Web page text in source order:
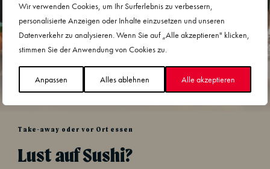
Wir verwenden Cookies, um Ihr Surferlebnis zu verbessern,
personalisierte Anzeigen oder Inhalte einzusetzen und unseren
Datenverkehr zu analysieren. Wenn Sie auf „Alle akzeptieren" klicken,
stimmen Sie der Anwendung von Cookies zu.
Anpassen Alles ablehnen Alle akzeptieren
Take-away oder vor Ort essen
Lust auf Sushi?